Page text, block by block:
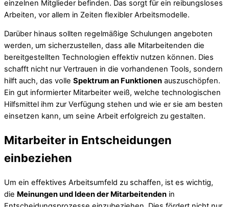
einzelnen Mitglieder befinden. Das sorgt für ein reibungsloses
Arbeiten, vor allem in Zeiten flexibler Arbeitsmodelle.
Darüber hinaus sollten regelmäßige Schulungen angeboten
werden, um sicherzustellen, dass alle Mitarbeitenden die
bereitgestellten Technologien effektiv nutzen können. Dies
schafft nicht nur Vertrauen in die vorhandenen Tools, sondern
hilft auch, das volle Spektrum an Funktionen auszuschöpfen.
Ein gut informierter Mitarbeiter weiß, welche technologischen
Hilfsmittel ihm zur Verfügung stehen und wie er sie am besten
einsetzen kann, um seine Arbeit erfolgreich zu gestalten.
Mitarbeiter in Entscheidungen
einbeziehen
Um ein effektives Arbeitsumfeld zu schaffen, ist es wichtig,
die Meinungen und Ideen der Mitarbeitenden in